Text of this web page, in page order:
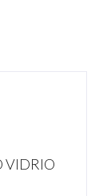
VIDRIO